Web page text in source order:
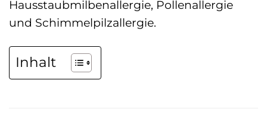
Hausstaubmilbenallergie, Pollenallergie
und Schimmelpilzallergie.
Inhalt